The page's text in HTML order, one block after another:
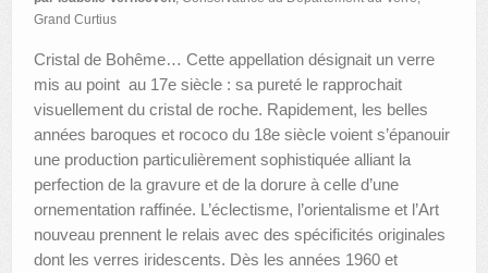
Grand Curtius
Cristal de Bohême… Cette appellation désignait un verre
mis au point au 17e siècle : sa pureté le rapprochait
visuellement du cristal de roche. Rapidement, les belles
années baroques et rococo du 18e siècle voient s’épanouir
une production particulièrement sophistiquée alliant la
perfection de la gravure et de la dorure à celle d’une
ornementation raffinée. L’éclectisme, l’orientalisme et l’Art
nouveau prennent le relais avec des spécificités originales
dont les verres iridescents. Dès les années 1960 et